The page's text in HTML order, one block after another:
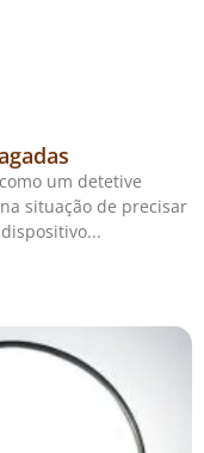
um detetive
situação de precisar